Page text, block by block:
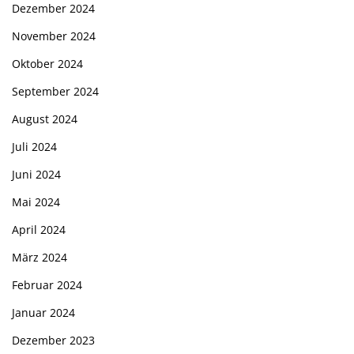
Dezember 2024
November 2024
Oktober 2024
September 2024
August 2024
Juli 2024
Juni 2024
Mai 2024
April 2024
März 2024
Februar 2024
Januar 2024
Dezember 2023